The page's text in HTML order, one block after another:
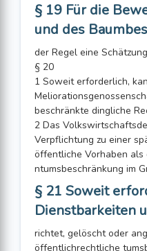
§ 19 Für die
und des
der Regel eine
§ 20
1 Soweit erforderlich,
beschränkte dingliche
2 Das
Verpflichtung zu einer
öffentliche Vorhaben
ntumsbeschränkung im
§ 21 Soweit
Dienstbarkeiten
richtet, gelöscht oder
öffentlichrechtliche